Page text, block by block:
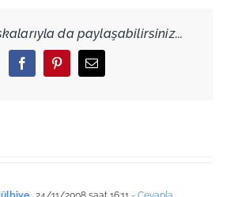
da paylaşabilirsiniz...
FacebookPinterestEmail